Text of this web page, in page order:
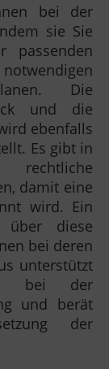
bei der
sie Sie
Die
und die
ebenfalls
Es gibt in
rechtliche
damit eine
wird. Ein
diese
bei deren
unterstützt
bei der
und berät
der